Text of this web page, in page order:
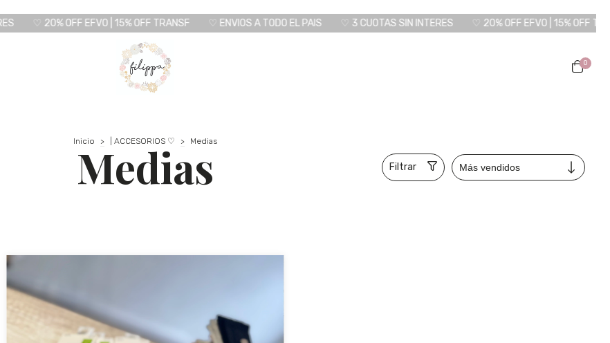
♡ 20% OFF EFVO | 15% OFF TRANSF ♡ ENVIOS A TODO EL PAIS ♡ 3 CUOTAS SIN INTERES ♡ 20% OFF EFVO | 15% OFF TRANSF
0
Inicio > | ACCESORIOS ♡ > Medias
Medias Filtrar